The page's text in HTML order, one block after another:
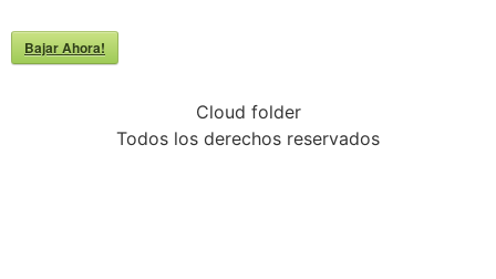
Bajar Ahora!
Cloud folder
Todos los derechos reservados